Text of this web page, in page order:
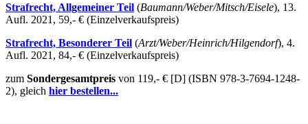
Strafrecht, Allgemeiner Teil (Baumann/Weber/Mitsch/Eisele), 13.
Aufl. 2021, 59,- € (Einzelverkaufspreis)
Strafrecht, Besonderer Teil (Arzt/Weber/Heinrich/Hilgendorf), 4.
Aufl. 2021, 84,- € (Einzelverkaufspreis)
zum Sondergesamtpreis von 119,- € [D] (ISBN 978-3-7694-1248-
2), gleich hier bestellen...